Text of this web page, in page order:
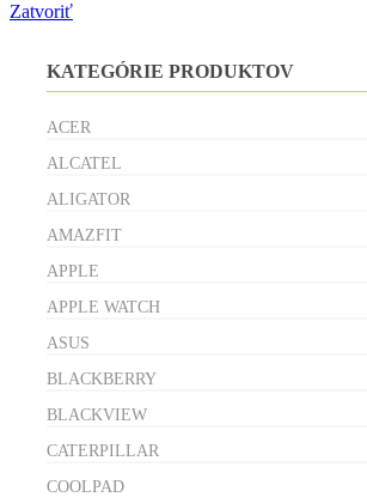
Zatvoriť
KATEGÓRIE PRODUKTOV
ACER
ALCATEL
ALIGATOR
AMAZFIT
APPLE
APPLE WATCH
ASUS
BLACKBERRY
BLACKVIEW
CATERPILLAR
COOLPAD